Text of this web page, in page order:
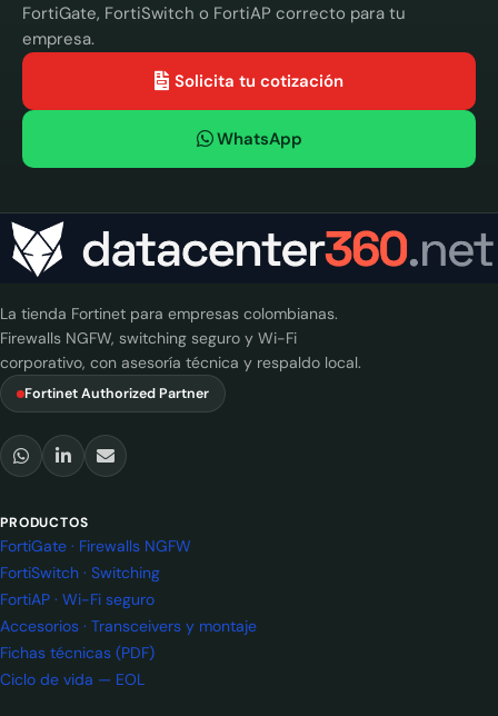
FortiGate, FortiSwitch o FortiAP correcto para tu
empresa.
Solicita tu cotización
WhatsApp
La tienda Fortinet para empresas colombianas.
Firewalls NGFW, switching seguro y Wi-Fi
corporativo, con asesoría técnica y respaldo local.
Fortinet Authorized Partner
PRODUCTOS
FortiGate · Firewalls NGFW
FortiSwitch · Switching
FortiAP · Wi-Fi seguro
Accesorios · Transceivers y montaje
Fichas técnicas (PDF)
Ciclo de vida — EOL